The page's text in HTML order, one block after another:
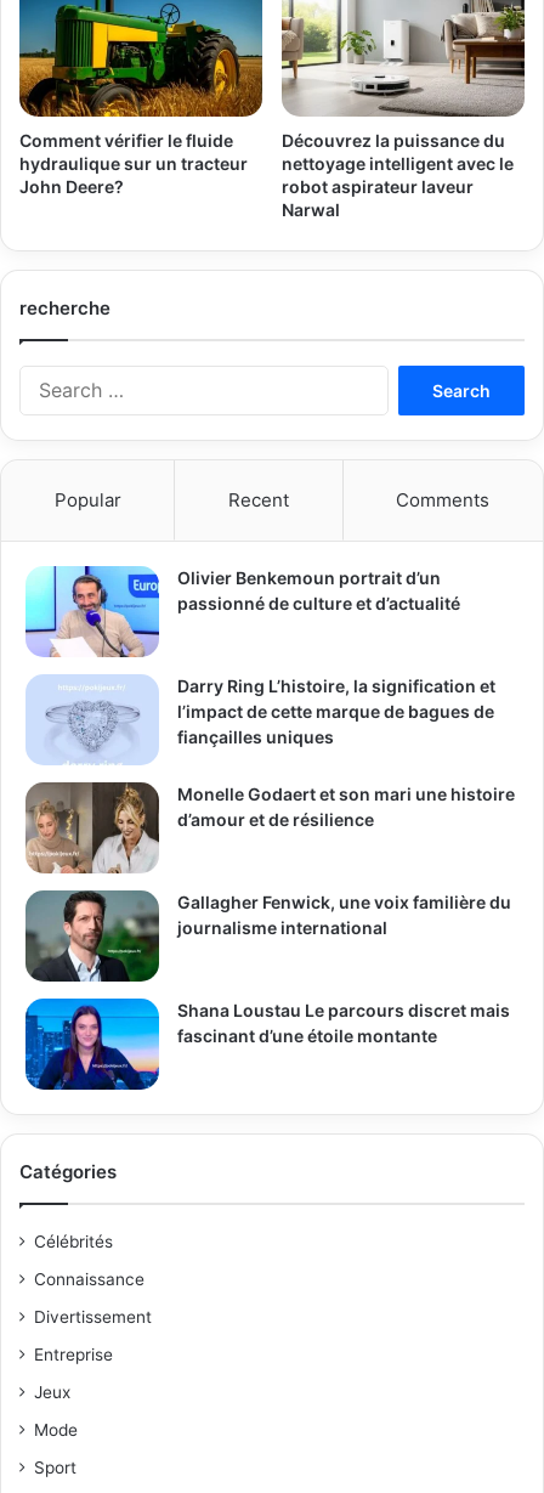
Comment vérifier le fluide
hydraulique sur un tracteur
John Deere?
Découvrez la puissance du
nettoyage intelligent avec le
robot aspirateur laveur
Narwal
recherche
Popular Recent Comments
Olivier Benkemoun portrait d’un
passionné de culture et d’actualité
Darry Ring L’histoire, la signification et
l’impact de cette marque de bagues de
fiançailles uniques
Monelle Godaert et son mari une histoire
d’amour et de résilience
Gallagher Fenwick, une voix familière du
journalisme international
Shana Loustau Le parcours discret mais
fascinant d’une étoile montante
Catégories
Célébrités
Connaissance
Divertissement
Entreprise
Jeux
Mode
Sport